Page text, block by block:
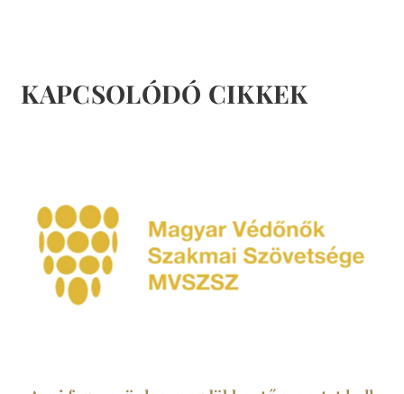
KAPCSOLÓDÓ CIKKEK